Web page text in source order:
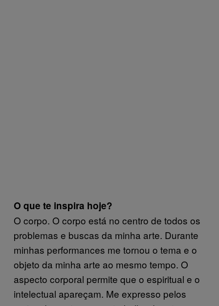
O que te inspira hoje?
O corpo. O corpo está no centro de todos os
problemas e buscas da minha arte. Durante
minhas performances me tornou o tema e o
objeto da minha arte ao mesmo tempo. O
aspecto corporal permite que o espiritual e o
intelectual apareçam. Me expresso pelos